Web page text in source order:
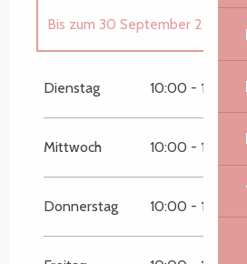
30
Bis zum 30 September 2026
vom1 Oktober 2026bis zum
Dienstag 10:00 - 12:00
Mittwoch 10:00 - 12:00
Donnerstag 10:00 - 12:00